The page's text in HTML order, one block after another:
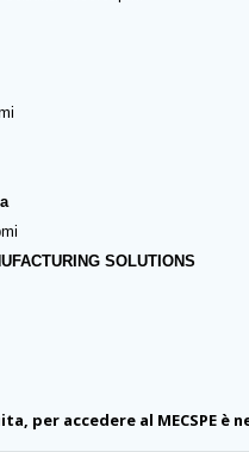
SOLUTIONS
per accedere al MECSPE è